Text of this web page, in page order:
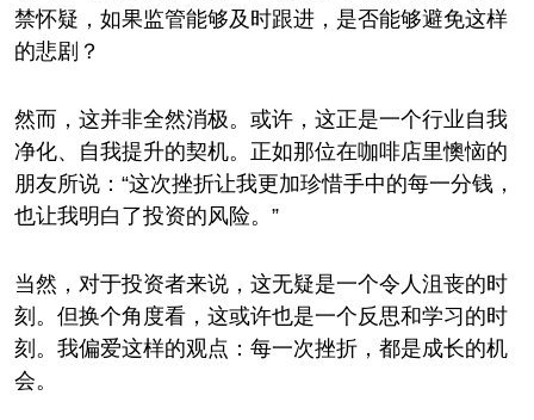
禁怀疑，如果监管能够及时跟进，是否能够避免这样
的悲剧？
然而，这并非全然消极。或许，这正是一个行业自我
净化、自我提升的契机。正如那位在咖啡店里懊恼的
朋友所说：“这次挫折让我更加珍惜手中的每一分钱，
也让我明白了投资的风险。”
当然，对于投资者来说，这无疑是一个令人沮丧的时
刻。但换个角度看，这或许也是一个反思和学习的时
刻。我偏爱这样的观点：每一次挫折，都是成长的机
会。